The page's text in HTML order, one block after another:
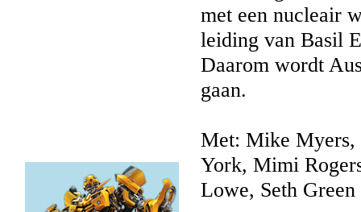
met een nucleair
leiding van Basil
Daarom wordt
gaan.
Met: Mike Myers,
York, Mimi
Lowe, Seth